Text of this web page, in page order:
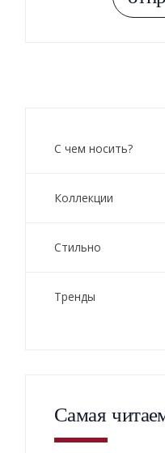
С чем носить?
Коллекции
Стильно
Тренды
Самая